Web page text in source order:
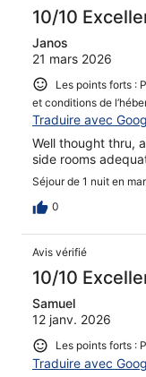
10/10
Janos
21 mars 2026
Les points forts :
et conditions de
Traduire avec
Well thought thru,
side rooms
Séjour de 1 nuit en
0
Avis vérifié
10/10
Samuel
12 janv. 2026
Les points forts :
Traduire avec